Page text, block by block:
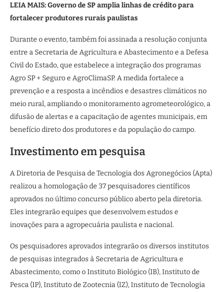
LEIA MAIS: Governo de SP amplia linhas de crédito para
fortalecer produtores rurais paulistas
Durante o evento, também foi assinada a resolução conjunta
entre a Secretaria de Agricultura e Abastecimento e a Defesa
Civil do Estado, que estabelece a integração dos programas
Agro SP + Seguro e AgroClimaSP. A medida fortalece a
prevenção e a resposta a incêndios e desastres climáticos no
meio rural, ampliando o monitoramento agrometeorológico, a
difusão de alertas e a capacitação de agentes municipais, em
benefício direto dos produtores e da população do campo.
Investimento em pesquisa
A Diretoria de Pesquisa de Tecnologia dos Agronegócios (Apta)
realizou a homologação de 37 pesquisadores científicos
aprovados no último concurso público aberto pela diretoria.
Eles integrarão equipes que desenvolvem estudos e
inovações para a agropecuária paulista e nacional.
Os pesquisadores aprovados integrarão os diversos institutos
de pesquisas integrados à Secretaria de Agricultura e
Abastecimento, como o Instituto Biológico (IB), Instituto de
Pesca (IP), Instituto de Zootecnia (IZ), Instituto de Tecnologia